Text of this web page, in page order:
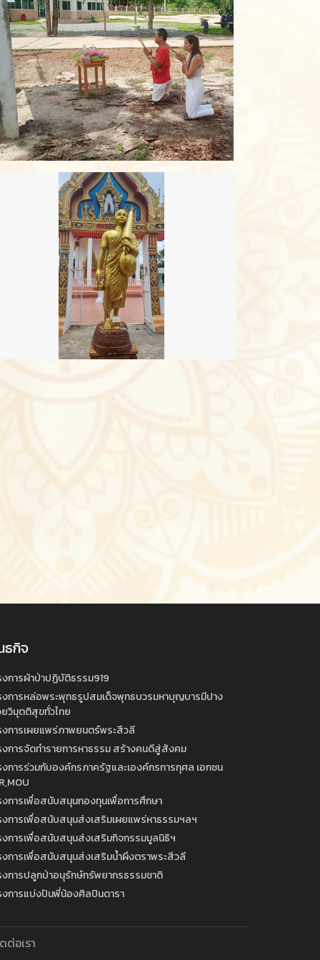
กิจ
งการผ้าป่าปฏิบัติธรรม919
งการหล่อพระพุทธรูปสมเด็จพุทธบวรมหาบุญบารมีปาง
ยวิมุตติสุขทั่วไทย
งการเผยแพร่ภาพยนตร์พระสีวลี
งการจัดทำรายการหาธรรม สร้างคนดีสู่สังคม
งการร่วมกับองค์กรภาครัฐและเองค์กรการกุศล เอกชน
งการเพื่อสนับสนุนกองทุนเพื่อการศึกษา
งการเพื่อสนับสนุนส่งเสริมเผยแพร่หาธรรมฯลฯ
งการเพื่อสนับสนุนส่งเสริมกิจกรรมมูลนิธิฯ
งการเพื่อสนับสนุนส่งเสริมน้ำผึงตราพระสีวลี
งการปลูกป่าอนุรักษ์ทรัพยากรธรรมชาติ
งการแบ่งปันพี่น้องศิลปินดารา
ต่อเรา